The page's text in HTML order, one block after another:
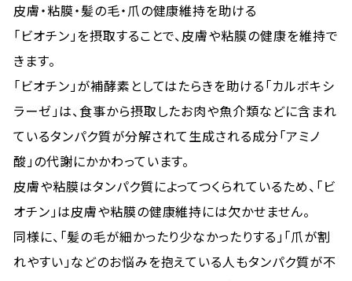
皮膚・粘膜・髪の毛・爪の健康維持を助ける
「ビオチン」を摂取することで、皮膚や粘膜の健康を維持で
きます。
「ビオチン」が補酵素としてはたらきを助ける「カルボキシ
ラーゼ」は、食事から摂取したお肉や魚介類などに含まれ
ているタンパク質が分解されて生成される成分「アミノ
酸」の代謝にかかわっています。
皮膚や粘膜はタンパク質によってつくられているため、「ビ
オチン」は皮膚や粘膜の健康維持には欠かせません。
同様に、「髪の毛が細かったり少なかったりする」「爪が割
れやすい」などのお悩みを抱えている人もタンパク質が不